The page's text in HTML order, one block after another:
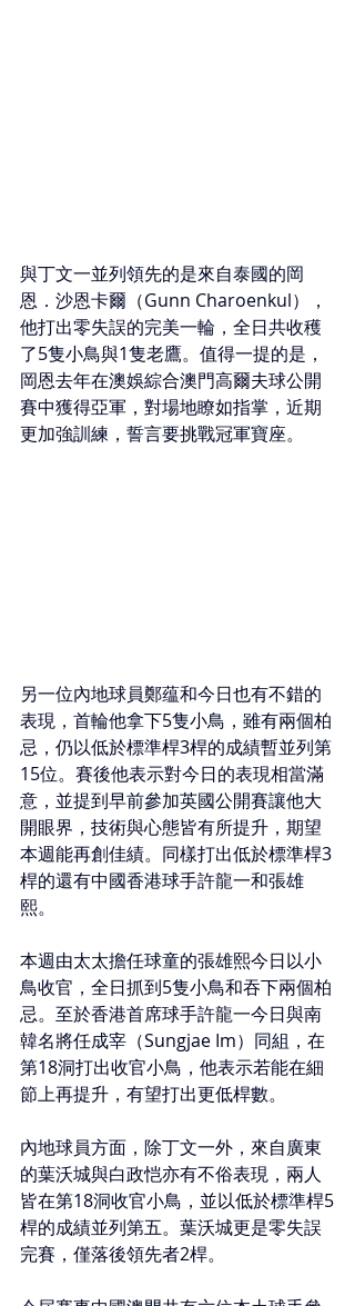
與丁文一並列領先的是來自泰國的岡
恩．沙恩卡爾（Gunn Charoenkul），
他打出零失誤的完美一輪，全日共收穫
了5隻小鳥與1隻老鷹。值得一提的是，
岡恩去年在澳娛綜合澳門高爾夫球公開
賽中獲得亞軍，對場地瞭如指掌，近期
更加強訓練，誓言要挑戰冠軍寶座。
另一位內地球員鄭蕴和今日也有不錯的
表現，首輪他拿下5隻小鳥，雖有兩個柏
忌，仍以低於標準桿3桿的成績暫並列第
15位。賽後他表示對今日的表現相當滿
意，並提到早前參加英國公開賽讓他大
開眼界，技術與心態皆有所提升，期望
本週能再創佳績。同樣打出低於標準桿3
桿的還有中國香港球手許龍一和張雄
熙。
本週由太太擔任球童的張雄熙今日以小
鳥收官，全日抓到5隻小鳥和吞下兩個柏
忌。至於香港首席球手許龍一今日與南
韓名將任成宰（Sungjae Im）同組，在
第18洞打出收官小鳥，他表示若能在細
節上再提升，有望打出更低桿數。
內地球員方面，除丁文一外，來自廣東
的葉沃城與白政恺亦有不俗表現，兩人
皆在第18洞收官小鳥，並以低於標準桿5
桿的成績並列第五。葉沃城更是零失誤
完賽，僅落後領先者2桿。